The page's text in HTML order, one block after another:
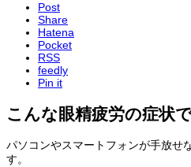
Post
Share
Hatena
Pocket
RSS
feedly
Pin it
こんな眼精疲労の症状
パソコンやスマートフォンが手放せ
す。